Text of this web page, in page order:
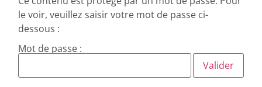
le voir, veuillez saisir votre mot de passe ci-
dessous :
Mot de passe :